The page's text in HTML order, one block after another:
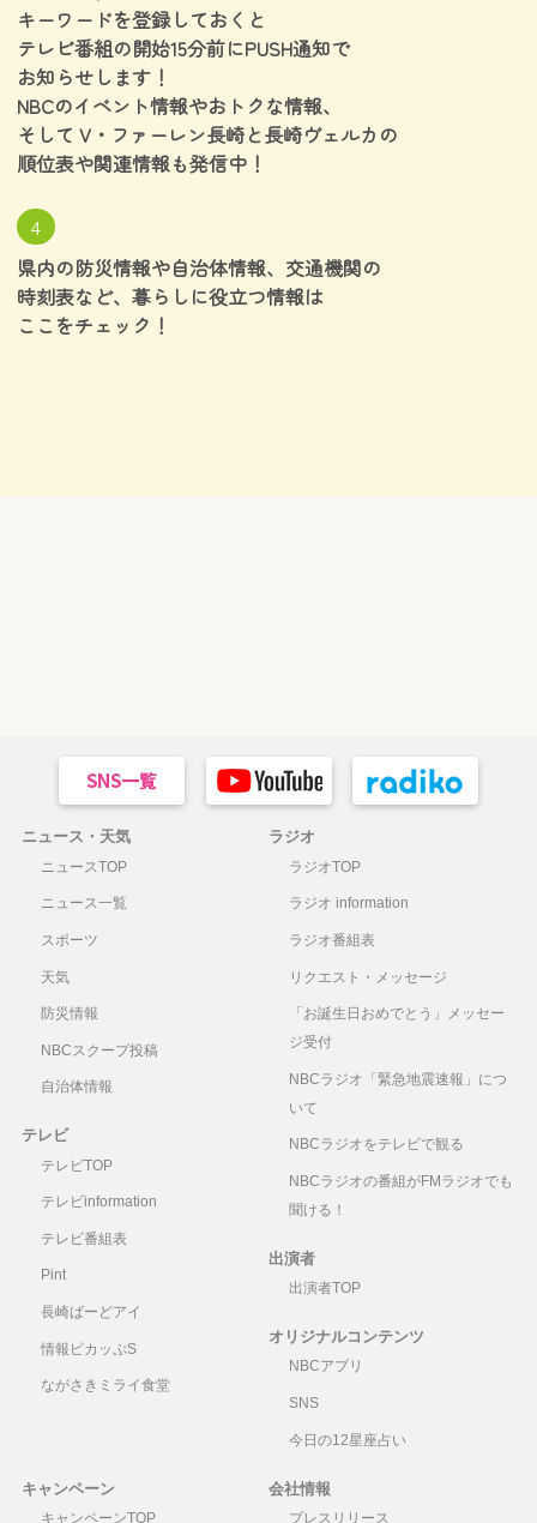
キーワードを登録しておくと
テレビ番組の開始15分前にPUSH通知で
お知らせします！
NBCのイベント情報やおトクな情報、
そして V・ファーレン長崎と長崎ヴェルカの
順位表や関連情報も発信中！
4
県内の防災情報や自治体情報、交通機関の
時刻表など、暮らしに役立つ情報は
ここをチェック！
ニュース・天気
ニュースTOP
ニュース一覧
スポーツ
天気
防災情報
NBCスクープ投稿
自治体情報
テレビ
テレビTOP
テレビinformation
テレビ番組表
Pint
長崎ばーどアイ
情報ピカッぷS
ながさきミライ食堂
ラジオ
ラジオTOP
ラジオ information
ラジオ番組表
リクエスト・メッセージ
「お誕生日おめでとう」メッセー
ジ受付
NBCラジオ「緊急地震速報」につ
いて
NBCラジオをテレビで観る
NBCラジオの番組がFMラジオでも
聞ける！
出演者
出演者TOP
オリジナルコンテンツ
NBCアプリ
SNS
今日の12星座占い
キャンペーン
キャンペーンTOP
会社情報
プレスリリース